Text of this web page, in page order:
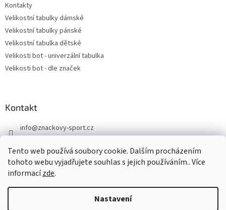
Tento web používá soubory cookie. Dalším procházením
tohoto webu vyjadřujete souhlas s jejich používáním.. Více
informacízde.
Nastavení
Kontakty
Velikostní tabulky dámské
Velikostní tabulky pánské
Velikostní tabulka dětské
Velikosti bot - univerzální tabulka
Velikosti bot - dle značek
Kontakt
info@znackovy-sport.cz
Vytvořil Shoptet